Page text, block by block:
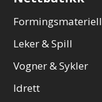
Formingsmateriell
Leker & Spill
Vogner & Sykler
Idrett